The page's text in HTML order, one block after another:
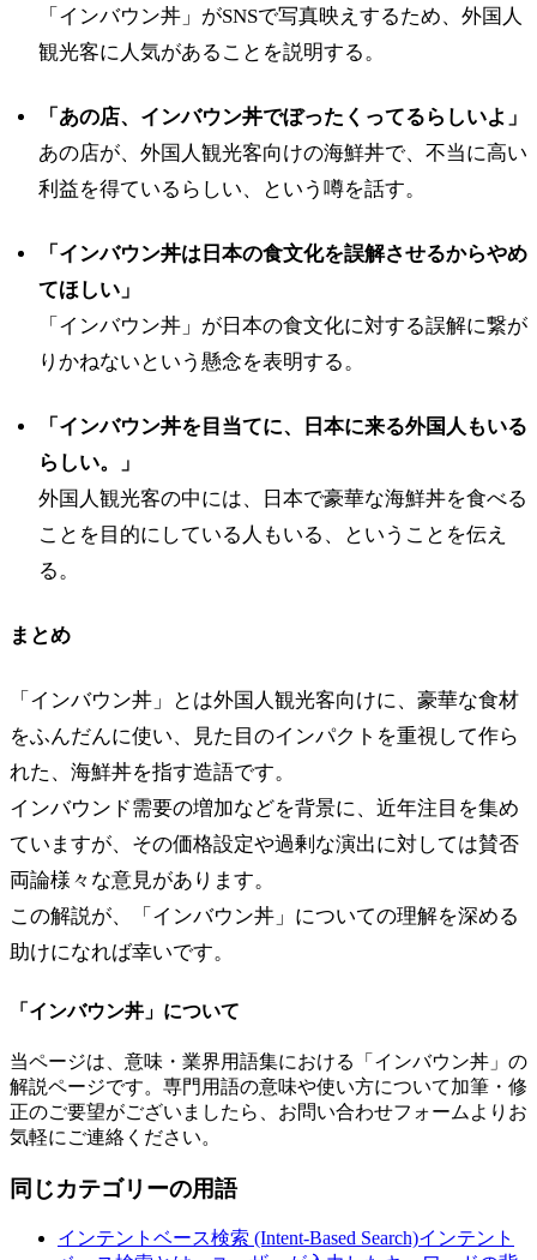
「インバウン丼」がSNSで写真映えするため、外国人
観光客に人気があることを説明する。
「あの店、インバウン丼でぼったくってるらしいよ」
あの店が、外国人観光客向けの海鮮丼で、不当に高い
利益を得ているらしい、という噂を話す。
「インバウン丼は日本の食文化を誤解させるからやめ
てほしい」
「インバウン丼」が日本の食文化に対する誤解に繋が
りかねないという懸念を表明する。
「インバウン丼を目当てに、日本に来る外国人もいる
らしい。」
外国人観光客の中には、日本で豪華な海鮮丼を食べる
ことを目的にしている人もいる、ということを伝え
る。
まとめ
「インバウン丼」とは外国人観光客向けに、豪華な食材
をふんだんに使い、見た目のインパクトを重視して作ら
れた、海鮮丼を指す造語です。
インバウンド需要の増加などを背景に、近年注目を集め
ていますが、その価格設定や過剰な演出に対しては賛否
両論様々な意見があります。
この解説が、「インバウン丼」についての理解を深める
助けになれば幸いです。
「 インバウン丼 」について
当ページは、意味・業界用語集における「 インバウン丼 」の
解説ページです。専門用語の意味や使い方について加筆・修
正のご要望がございましたら、お問い合わせフォームよりお
気軽にご連絡ください。
同じカテゴリーの用語
インテントベース検索 (Intent-Based Search)インテント